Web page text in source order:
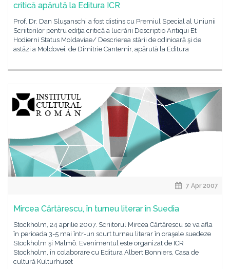
critică apărută la Editura ICR
Prof. Dr. Dan Sluşanschi a fost distins cu Premiul Special al Uniunii
Scriitorilor pentru ediţia critică a lucrării Descriptio Antiqui Et
Hodierni Status Moldaviae/ Descrierea stării de odinioară şi de
astăzi a Moldovei, de Dimitrie Cantemir, apărută la Editura
7 Apr 2007
Mircea Cărtărescu, în turneu literar în Suedia
Stockholm, 24 aprilie 2007. Scriitorul Mircea Cărtărescu se va afla
în perioada 3-5 mai într-un scurt turneu literar în oraşele suedeze
Stockholm şi Malmö. Evenimentul este organizat de ICR
Stockholm, în colaborare cu Editura Albert Bonniers, Casa de
cultură Kulturhuset